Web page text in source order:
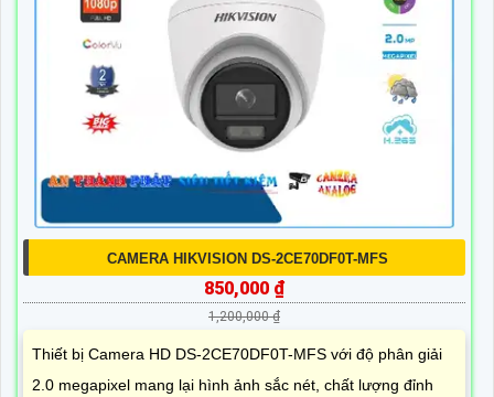
CAMERA HIKVISION DS-2CE70DF0T-MFS
850,000 ₫
1,200,000 ₫
Thiết bị Camera HD DS-2CE70DF0T-MFS với độ phân giải
2.0 megapixel mang lại hình ảnh sắc nét, chất lượng đỉnh